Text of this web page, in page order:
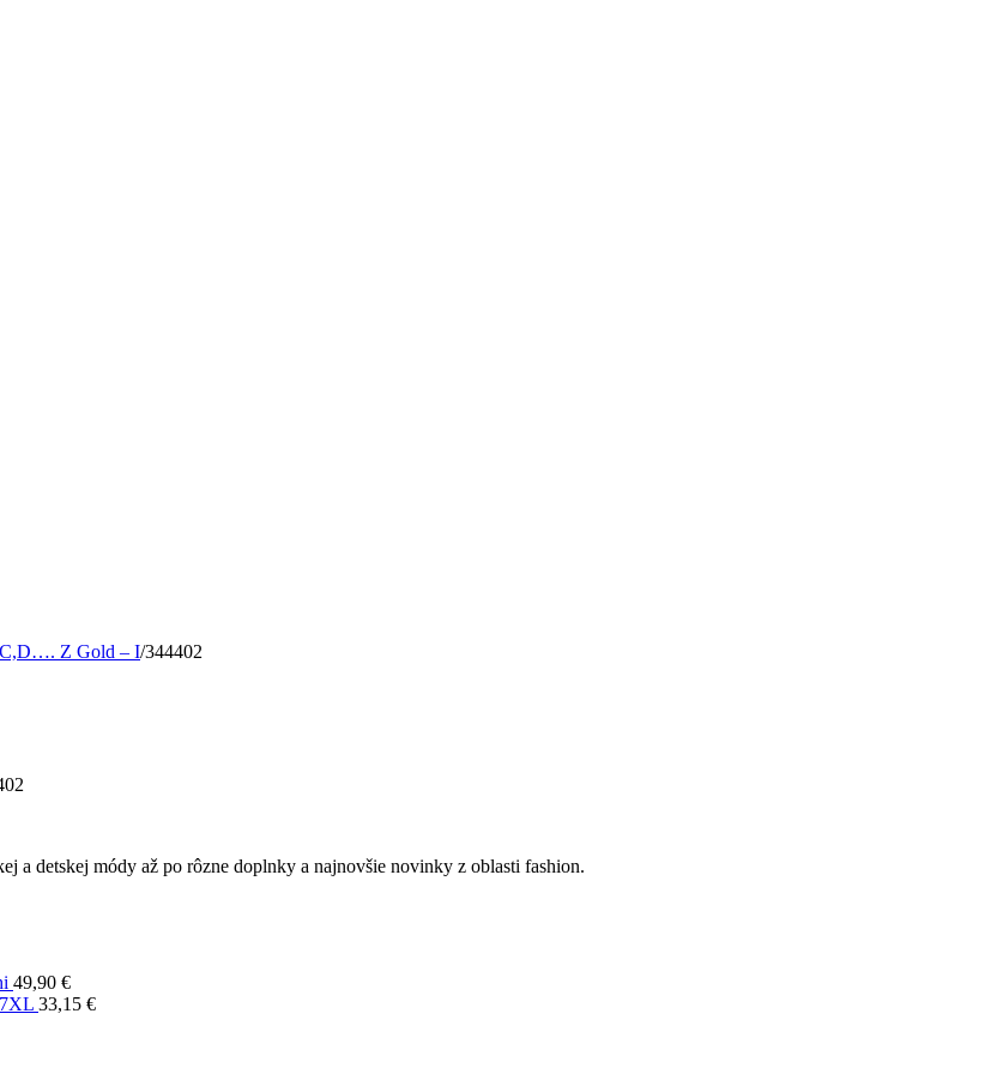
Z Gold – I/344402
a detskej módy až po rôzne doplnky a najnovšie novinky z oblasti fashion.
49,90 €
33,15 €